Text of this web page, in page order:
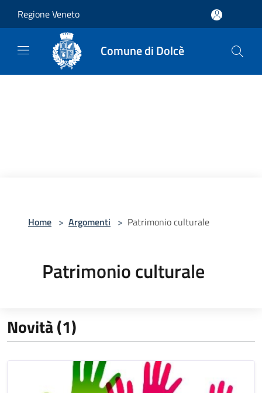
Regione Veneto
Comune di Dolcè
Home > Argomenti > Patrimonio culturale
Patrimonio culturale
Novità (1)